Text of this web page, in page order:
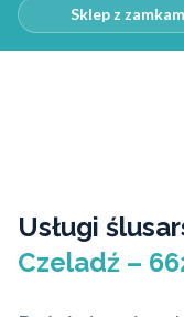
Sklep z
Usługi
Czeladź –